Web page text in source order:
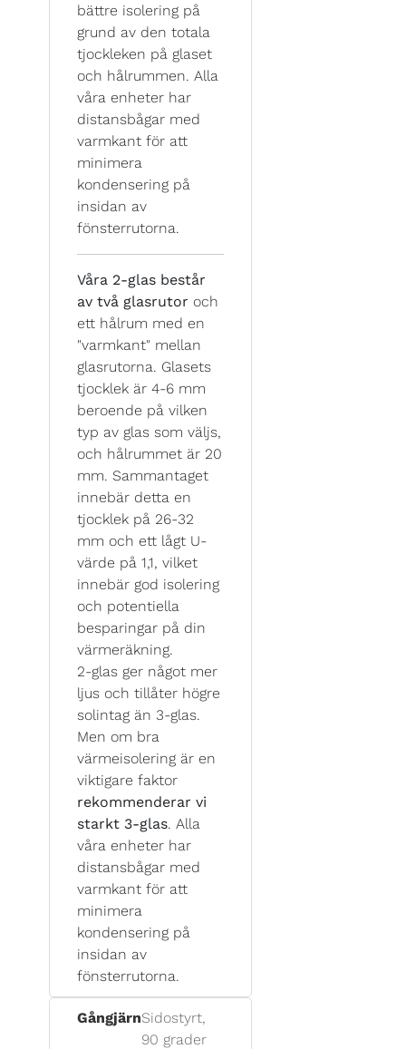
bättre isolering på
grund av den totala
tjockleken på glaset
och hålrummen. Alla
våra enheter har
distansbågar med
varmkant för att
minimera
kondensering på
insidan av
fönsterrutorna.
Våra 2-glas består
av två glasrutor och
ett hålrum med en
"varmkant" mellan
glasrutorna. Glasets
tjocklek är 4-6 mm
beroende på vilken
typ av glas som väljs,
och hålrummet är 20
mm. Sammantaget
innebär detta en
tjocklek på 26-32
mm och ett lågt U-
värde på 1,1, vilket
innebär god isolering
och potentiella
besparingar på din
värmeräkning.
2-glas ger något mer
ljus och tillåter högre
solintag än 3-glas.
Men om bra
värmeisolering är en
viktigare faktor
rekommenderar vi
starkt 3-glas. Alla
våra enheter har
distansbågar med
varmkant för att
minimera
kondensering på
insidan av
fönsterrutorna.
GångjärnSidostyrt,
90 grader